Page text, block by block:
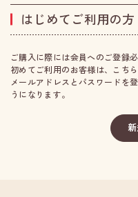
はじめてご利用の方
ご購入に際には会員へのご登録
初めてご利用のお客様は、こち
メールアドレスとパスワードを
うになります。